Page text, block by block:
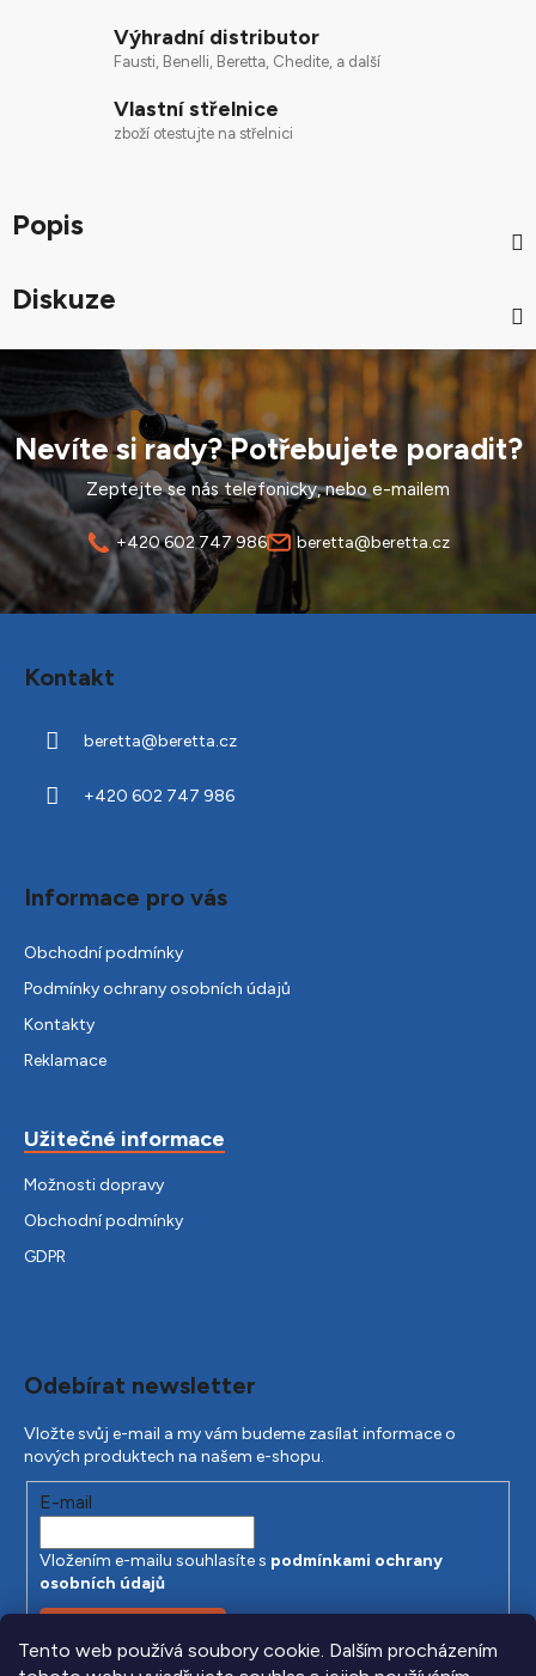
Tento web používá soubory cookie. Dalším procházením
Výhradní distributor
Fausti, Benelli, Beretta, Chedite, a další
Vlastní střelnice
zboží otestujte na střelnici
Popis
Diskuze
Nevíte si rady? Potřebujete poradit?
Zeptejte se nás telefonicky, nebo e-mailem
+420 602 747 986 beretta@beretta.cz
Kontakt
beretta@beretta.cz
+420 602 747 986
Informace pro vás
Obchodní podmínky
Podmínky ochrany osobních údajů
Kontakty
Reklamace
Užitečné informace
Možnosti dopravy
Obchodní podmínky
GDPR
Odebírat newsletter
Vložte svůj e-mail a my vám budeme zasílat informace o
nových produktech na našem e-shopu.
E-mail
Vložením e-mailu souhlasíte s podmínkami ochrany
osobních údajů
PŘIHLÁSIT SE